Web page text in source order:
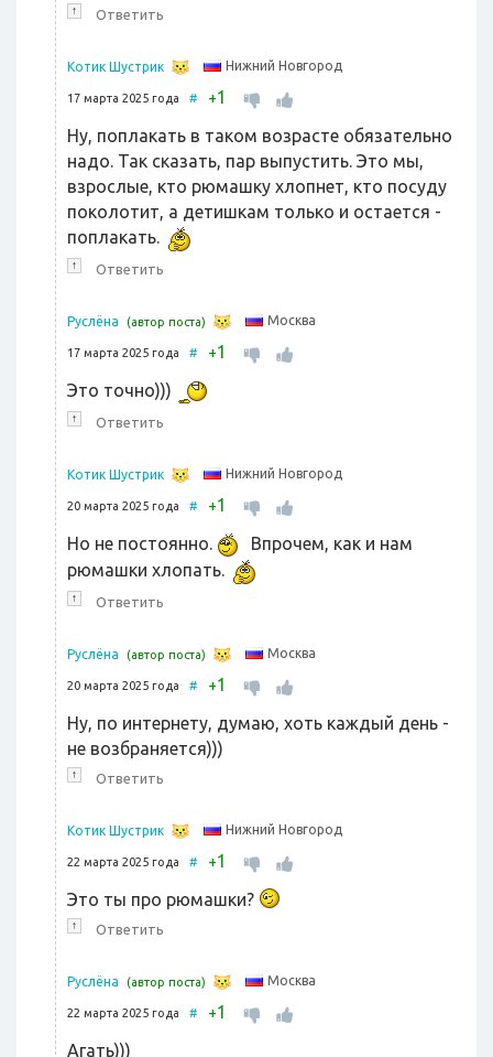
↑ Ответить
Котик Шустрик Нижний Новгород
17 марта 2025 года # +1
Ну, поплакать в таком возрасте обязательно
надо. Так сказать, пар выпустить. Это мы,
взрослые, кто рюмашку хлопнет, кто посуду
поколотит, а детишкам только и остается -
поплакать.
↑ Ответить
Руслёна (автор поста) Москва
17 марта 2025 года # +1
Это точно)))
↑ Ответить
Котик Шустрик Нижний Новгород
20 марта 2025 года # +1
Но не постоянно.
Впрочем, как и нам
рюмашки хлопать.
↑ Ответить
Руслёна (автор поста) Москва
20 марта 2025 года # +1
Ну, по интернету, думаю, хоть каждый день -
не возбраняется)))
↑ Ответить
Котик Шустрик Нижний Новгород
22 марта 2025 года # +1
Это ты про рюмашки?
↑ Ответить
Руслёна (автор поста) Москва
22 марта 2025 года # +1
Агать)))